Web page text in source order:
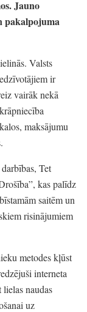
Jauno
pakalpojuma
Valsts
ir
vairāk nekā
maksājumu
Tet
, kas palīdz
saitēm un
risinājumiem
metodes kļūst
interneta
lielas naudas
uz